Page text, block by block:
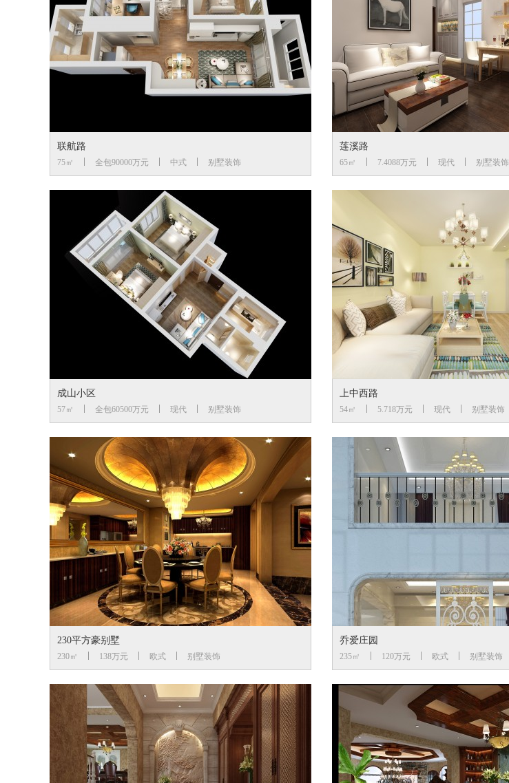
联航路
75㎡ 全包90000万元 中式 别墅装饰
莲溪路
65㎡ 7.4088万元 现代 别墅装饰
成山小区
57㎡ 全包60500万元 现代 别墅装饰
上中西路
54㎡ 5.718万元 现代 别墅装饰
230平方豪别墅
230㎡ 138万元 欧式 别墅装饰
乔爱庄园
235㎡ 120万元 欧式 别墅装饰